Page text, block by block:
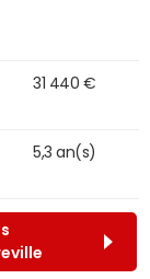
31 440 €
5,3 an(s)